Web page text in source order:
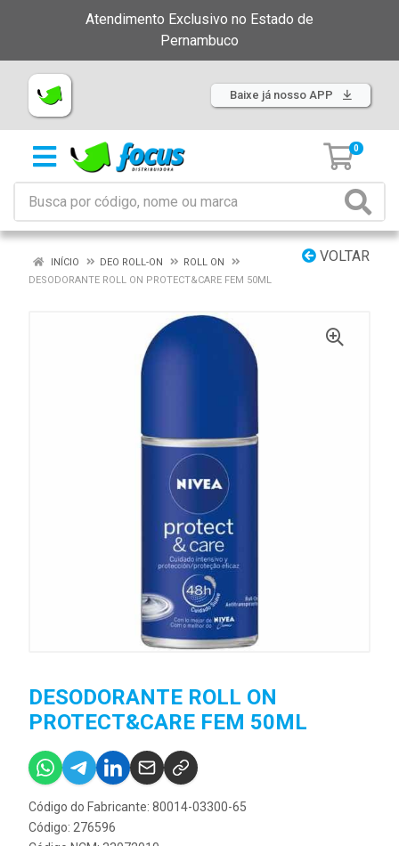
Atendimento Exclusivo no Estado de
Pernambuco
Baixe já nosso APP
0
VOLTAR
INÍCIO DEO ROLL-ON
ROLL ON
DESODORANTE ROLL ON PROTECT&CARE FEM 50ML
DESODORANTE ROLL ON
PROTECT&CARE FEM 50ML
Código do Fabricante: 80014-03300-65
Código: 276596